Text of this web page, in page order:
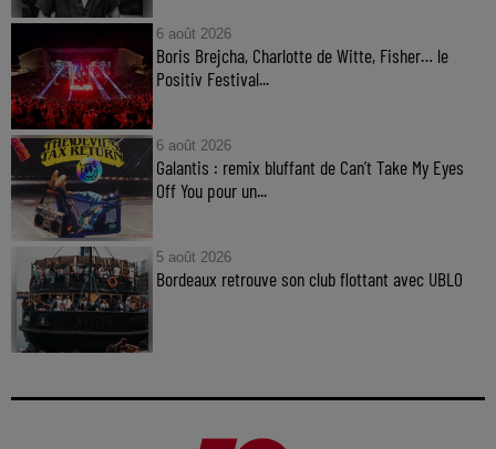
6 août 2026
Boris Brejcha, Charlotte de Witte, Fisher… le
Positiv Festival...
6 août 2026
Galantis : remix bluffant de Can’t Take My Eyes
Off You pour un...
5 août 2026
Bordeaux retrouve son club flottant avec UBLO